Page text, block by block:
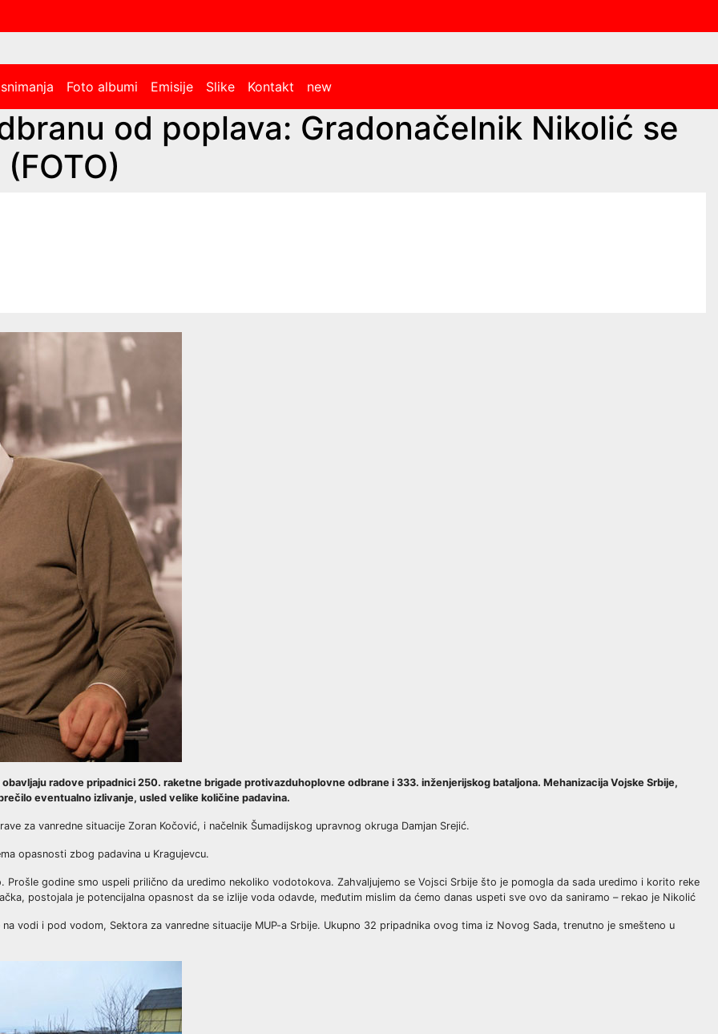
Foto albumi Emisije Slike Kontakt new
od poplava: Gradonačelnik Nikolić se
radove pripadnici 250. raketne brigade protivazduhoplovne odbrane i 333. inženjerijskog bataljona. Mehanizacija Vojske Srbije,
eventualno izlivanje, usled velike količine padavina.
za vanredne situacije Zoran Kočović, i načelnik Šumadijskog upravnog okruga Damjan Srejić.
opasnosti zbog padavina u Kragujevcu.
godine smo uspeli prilično da uredimo nekoliko vodotokova. Zahvaljujemo se Vojsci Srbije što je pomogla da sada uredimo i korito reke
postojala je potencijalna opasnost da se izlije voda odavde, međutim mislim da ćemo danas uspeti sve ovo da saniramo – rekao je Nikolić
vodi i pod vodom, Sektora za vanredne situacije MUP-a Srbije. Ukupno 32 pripadnika ovog tima iz Novog Sada, trenutno je smešteno u